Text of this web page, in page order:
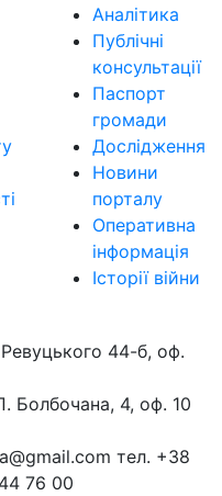
Аналітика
Публічні
консультації
Паспорт
громади
Дослідження
Новини
порталу
Оперативна
інформація
Історії війни
Ревуцького 44-б, оф.
Болбочана, 4, оф. 10
тел. +38
76 00